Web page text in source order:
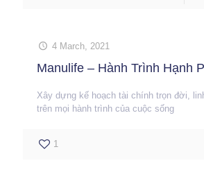
4 March, 2021
Manulife – Hành Trình Hạnh
Xây dựng kế hoạch tài chính trọn đời,
trên mọi hành trình của cuộc sống
1